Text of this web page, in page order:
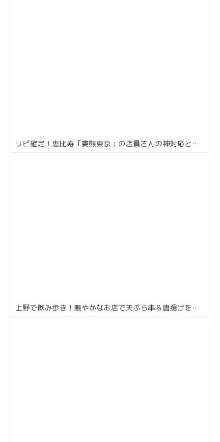
リピ確定！恵比寿「婁熊東京」の店員さんの神対応と絶品ホルモン
上野で飲み歩き！賑やかなお店で天ぷら串＆唐揚げを食らう！